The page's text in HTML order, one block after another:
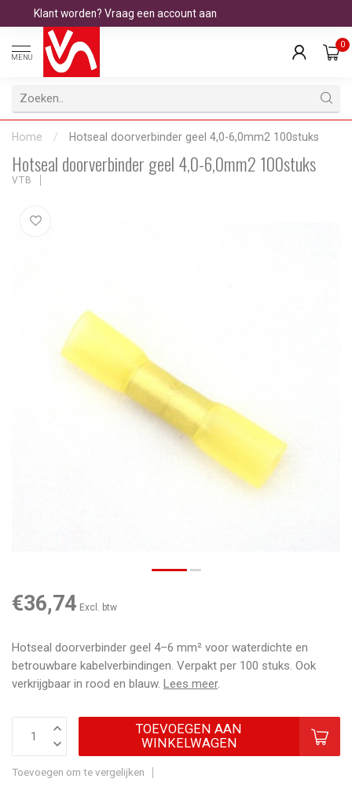
Klant worden? Vraag een account aan
MENU
0
Home / Hotseal doorverbinder geel 4,0-6,0mm2 100stuks
Hotseal doorverbinder geel 4,0-6,0mm2 100stuks
VTB
€36,74 Excl. btw
Hotseal doorverbinder geel 4–6 mm² voor waterdichte en
betrouwbare kabelverbindingen. Verpakt per 100 stuks. Ook
verkrijgbaar in rood en blauw. Lees meer.
TOEVOEGEN AAN
WINKELWAGEN
Toevoegen om te vergelijken